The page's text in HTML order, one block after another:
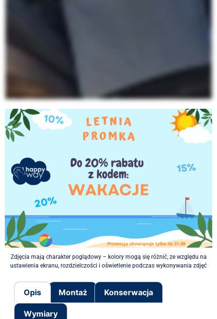
Zdjęcia mają charakter poglądowy – kolory mogą się różnić, ze względu na
ustawienia ekranu, rozdzielczości i oświetlenie podczas wykonywania zdjęć
Opis Montaż Konserwacja
Wymiary